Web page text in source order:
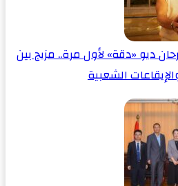
ديو «دقة» لأول مرة.. مزيج بين
الشعبية